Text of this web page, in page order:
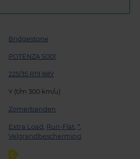
Bridgestone
POTENZA S001
225/35 R19 88Y
Y (t/m 300 km/u)
Zomerbanden
Extra Load Run-Flat *
Velgrandbescherming
C